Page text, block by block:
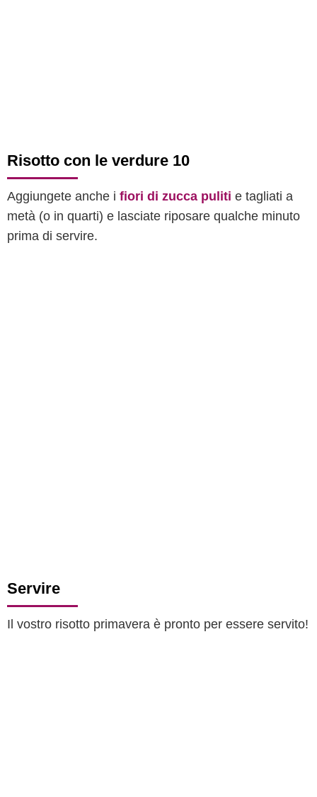
Risotto con le verdure 10
Aggiungete anche i fiori di zucca puliti e tagliati a
metà (o in quarti) e lasciate riposare qualche minuto
prima di servire.
Servire
Il vostro risotto primavera è pronto per essere servito!